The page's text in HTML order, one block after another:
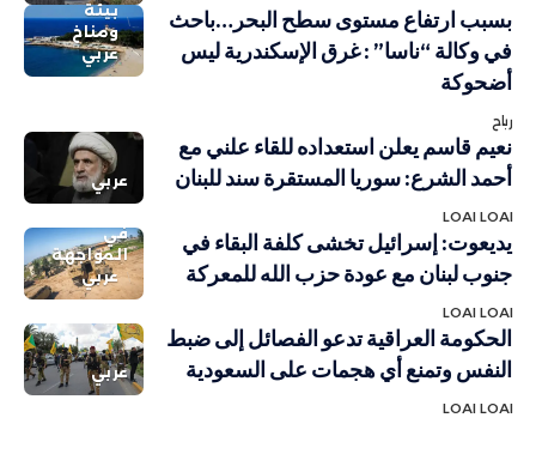
بيئة
ومناخ
عربي
بسبب ارتفاع مستوى سطح البحر…باحث
في وكالة “ناسا” : غرق الإسكندرية ليس
أضحوكة
رباح
عربي
نعيم قاسم يعلن استعداده للقاء علني مع
أحمد الشرع: سوريا المستقرة سند للبنان
LOAI LOAI
في
المواجهة
عربي
يديعوت: إسرائيل تخشى كلفة البقاء في
جنوب لبنان مع عودة حزب الله للمعركة
LOAI LOAI
عربي
الحكومة العراقية تدعو الفصائل إلى ضبط
النفس وتمنع أي هجمات على السعودية
LOAI LOAI